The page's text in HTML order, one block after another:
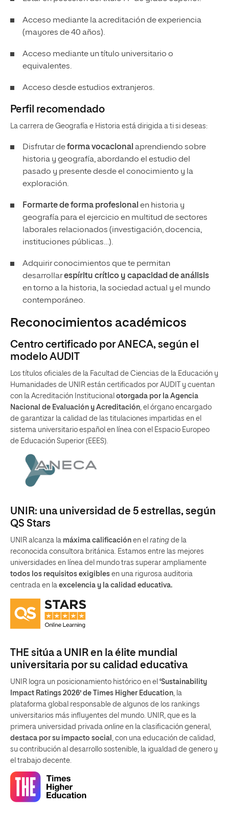
Acceso mediante la acreditación de experiencia
(mayores de 40 años).
Acceso mediante un título universitario o
equivalentes.
Acceso desde estudios extranjeros.
Perfil recomendado
La carrera de Geografía e Historia está dirigida a ti si deseas:
Disfrutar deforma vocacional aprendiendo sobre
historia y geografía, abordando el estudio del
pasado y presente desde el conocimiento y la
exploración.
Formarte de forma profesional en historia y
geografía para el ejercicio en multitud de sectores
laborales relacionados (investigación, docencia,
instituciones públicas…).
Adquirir conocimientos que te permitan
desarrollarespíritu crítico y capacidad de análisis
en torno a la historia, la sociedad actual y el mundo
contemporáneo.
Reconocimientos académicos
Centro certificado por ANECA, según el
modelo AUDIT
Los títulos oficiales de la Facultad de Ciencias de la Educación y
Humanidades de UNIR están certificados por AUDIT y cuentan
con la Acreditación Institucional otorgada por la Agencia
Nacional de Evaluación y Acreditación , el órgano encargado
de garantizar la calidad de las titulaciones impartidas en el
sistema universitario español en línea con el Espacio Europeo
de Educación Superior (EEES).
UNIR: una universidad de 5 estrellas, según
QS Stars
UNIR alcanza la máxima calificación en el rating de la
reconocida consultora británica. Estamos entre las mejores
universidades en línea del mundo tras superar ampliamente
todos los requisitos exigibles en una rigurosa auditoria
centrada en la excelencia y la calidad educativa.
THE sitúa a UNIR en la élite mundial
universitaria por su calidad educativa
UNIR logra un posicionamiento histórico en el ‘Sustainability
Impact Ratings 2026’ de Times Higher Education, la
plataforma global responsable de algunos de los rankings
universitarios más influyentes del mundo. UNIR, que es la
primera universidad privada online en la clasificación general,
destaca por su impacto social , con una educación de calidad,
su contribución al desarrollo sostenible, la igualdad de genero y
el trabajo decente.